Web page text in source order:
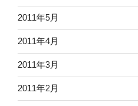
2011年5月
2011年4月
2011年3月
2011年2月